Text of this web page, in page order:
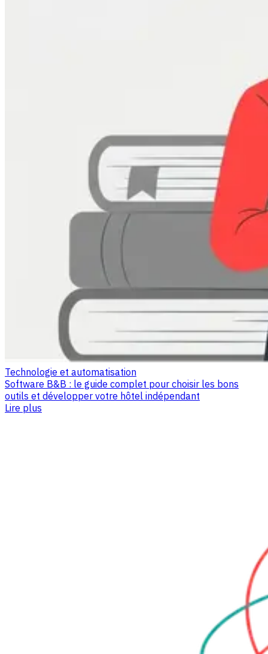
Technologie et automatisation
Software B&B : le guide complet pour choisir les bons
outils et développer votre hôtel indépendant
Lire plus